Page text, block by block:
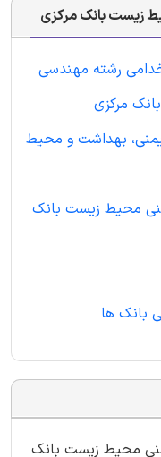
زیست بانک مرکزی
رشته مهندسی
مرکزی
بهداشت و محیط
محیط زیست بانک
بانک ها
محیط زیست بانک